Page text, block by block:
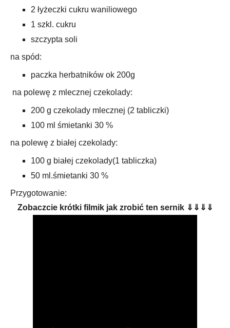
2 łyżeczki cukru waniliowego
1 szkl. cukru
szczypta soli
na spód:
paczka herbatników ok 200g
na polewę z mlecznej czekolady:
200 g czekolady mlecznej (2 tabliczki)
100 ml śmietanki 30 %
na polewę z białej czekolady:
100 g białej czekolady(1 tabliczka)
50 ml.śmietanki 30 %
Przygotowanie:
Zobaczcie krótki filmik jak zrobić ten sernik ⇓⇓⇓⇓